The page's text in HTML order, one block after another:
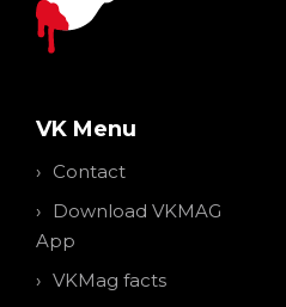
VK Menu
Contact
Download VKMAG
App
VKMag facts